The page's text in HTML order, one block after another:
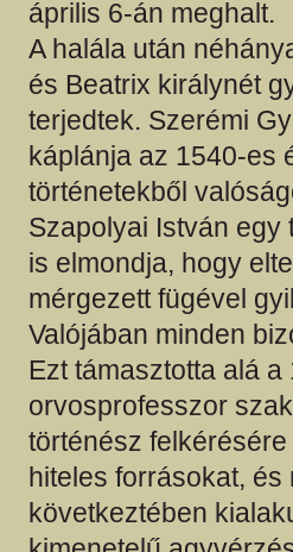
április 6-án meghalt.
A halála után
és Beatrix királynét
terjedtek. Szerémi
káplánja az 1540-es
történetekből
Szapolyai István egy
is elmondja, hogy
mérgezett fügével
Valójában minden
Ezt támasztotta alá
orvosprofesszor
történész
hiteles forrásokat,
következtében